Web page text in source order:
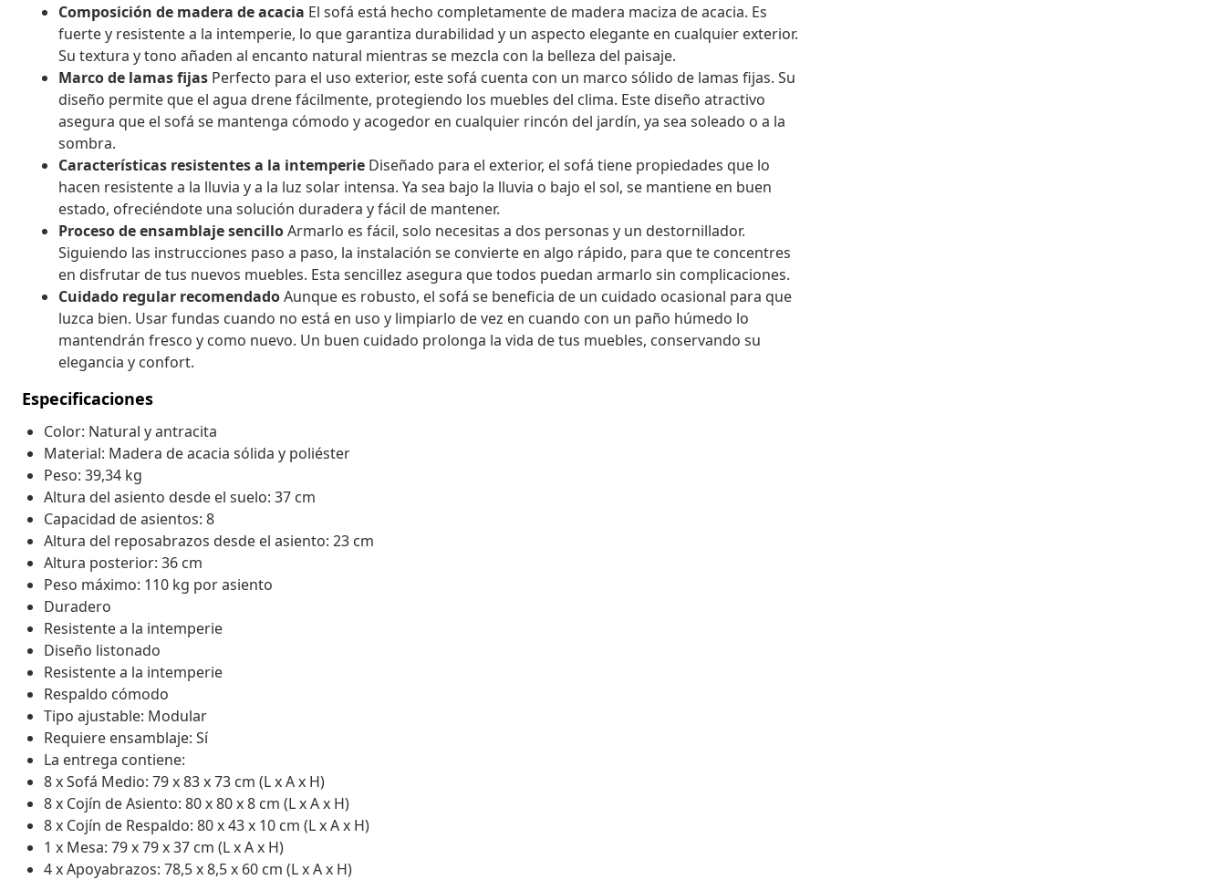
Composición de madera de acacia El sofá está hecho completamente de madera maciza de acacia. Es
fuerte y resistente a la intemperie, lo que garantiza durabilidad y un aspecto elegante en cualquier exterior.
Su textura y tono añaden al encanto natural mientras se mezcla con la belleza del paisaje.
Marco de lamas fijas Perfecto para el uso exterior, este sofá cuenta con un marco sólido de lamas fijas. Su
diseño permite que el agua drene fácilmente, protegiendo los muebles del clima. Este diseño atractivo
asegura que el sofá se mantenga cómodo y acogedor en cualquier rincón del jardín, ya sea soleado o a la
sombra.
Características resistentes a la intemperie Diseñado para el exterior, el sofá tiene propiedades que lo
hacen resistente a la lluvia y a la luz solar intensa. Ya sea bajo la lluvia o bajo el sol, se mantiene en buen
estado, ofreciéndote una solución duradera y fácil de mantener.
Proceso de ensamblaje sencilloArmarlo es fácil, solo necesitas a dos personas y un destornillador.
Siguiendo las instrucciones paso a paso, la instalación se convierte en algo rápido, para que te concentres
en disfrutar de tus nuevos muebles. Esta sencillez asegura que todos puedan armarlo sin complicaciones.
Cuidado regular recomendadoAunque es robusto, el sofá se beneficia de un cuidado ocasional para que
luzca bien. Usar fundas cuando no está en uso y limpiarlo de vez en cuando con un paño húmedo lo
mantendrán fresco y como nuevo. Un buen cuidado prolonga la vida de tus muebles, conservando su
elegancia y confort.
Especificaciones
Color: Natural y antracita
Material: Madera de acacia sólida y poliéster
Peso: 39,34 kg
Altura del asiento desde el suelo: 37 cm
Capacidad de asientos: 8
Altura del reposabrazos desde el asiento: 23 cm
Altura posterior: 36 cm
Peso máximo: 110 kg por asiento
Duradero
Resistente a la intemperie
Diseño listonado
Resistente a la intemperie
Respaldo cómodo
Tipo ajustable: Modular
Requiere ensamblaje: Sí
La entrega contiene:
8 x Sofá Medio: 79 x 83 x 73 cm (L x A x H)
8 x Cojín de Asiento: 80 x 80 x 8 cm (L x A x H)
8 x Cojín de Respaldo: 80 x 43 x 10 cm (L x A x H)
1 x Mesa: 79 x 79 x 37 cm (L x A x H)
4 x Apoyabrazos: 78,5 x 8,5 x 60 cm (L x A x H)